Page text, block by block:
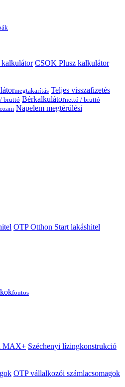
CSOK Plusz kalkulátor
megtakarítás Teljes visszafizetés
bruttó Bérkalkulátornettó / bruttó
Napelem megtérülési
OTP Otthon Start lakáshitel
fontos
MAX+ Széchenyi lízingkonstrukció
OTP vállalkozói számlacsomagok